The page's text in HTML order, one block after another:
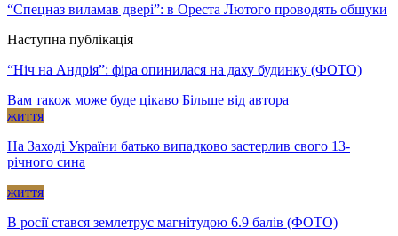
“Спецназ виламав двері”: в Ореста Лютого проводять обшуки
Наступна публікація
“Ніч на Андрія”: фіра опинилася на даху будинку (ФОТО)
Вам також може буде цікаво Більше від автора
життя
На Заході України батько випадково застерлив свого 13-
річного сина
життя
В росії стався землетрус магнітудою 6.9 балів (ФОТО)